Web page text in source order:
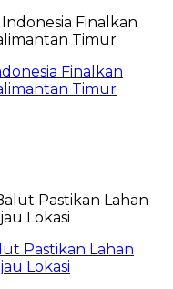
Finalkan
Timur
Pastikan Lahan
Lokasi